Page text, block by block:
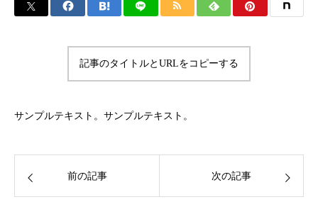
記事のタイトルとURLをコピーする
サンプルテキスト。サンプルテキスト。
前の記事 次の記事